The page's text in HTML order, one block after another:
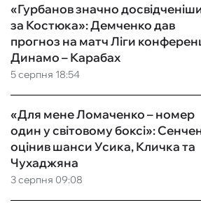
5 серпня 18:54
«Гурбанов значно
за Костюка»: Демченко дав
прогноз на матч Ліги
Динамо – Карабах
3 серпня 09:08
«Для мене Ломаченко – номер
один у світовому боксі»:
оцінив шанси Усика, Кличка та
Чухаджяна